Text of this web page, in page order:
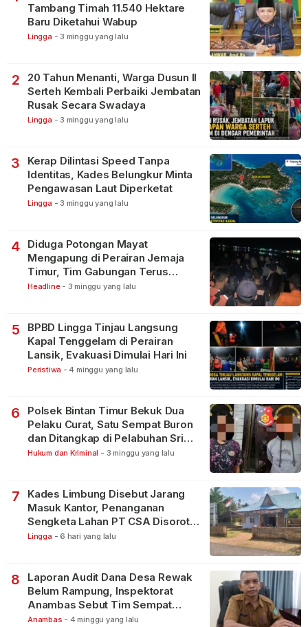
Tambang Timah 11.540 Hektare
Baru Diketahui Wabup
Lingga - 3 minggu yang lalu
2
20 Tahun Menanti, Warga Dusun II
Serteh Kembali Perbaiki Jembatan
Rusak Secara Swadaya
Lingga - 3 minggu yang lalu
3
Kerap Dilintasi Speed Tanpa
Identitas, Kades Belungkur Minta
Pengawasan Laut Diperketat
Lingga - 3 minggu yang lalu
4
Diduga Potongan Mayat
Mengapung di Perairan Jemaja
Timur, Tim Gabungan Terus
Lakukan Pencarian
Headline - 3 minggu yang lalu
5
BPBD Lingga Tinjau Langsung
Kapal Tenggelam di Perairan
Lansik, Evakuasi Dimulai Hari Ini
Peristiwa - 4 minggu yang lalu
6
Polsek Bintan Timur Bekuk Dua
Pelaku Curat, Satu Sempat Buron
dan Ditangkap di Pelabuhan Sri
Bintan Pura
Hukum dan Kriminal - 3 minggu yang lalu
7
Kades Limbung Disebut Jarang
Masuk Kantor, Penanganan
Sengketa Lahan PT CSA Disorot
Warga
Lingga - 6 hari yang lalu
8
Laporan Audit Dana Desa Rewak
Belum Rampung, Inspektorat
Anambas Sebut Tim Sempat
Terbagi Tangani Kasus Lain
Anambas - 4 minggu yang lalu